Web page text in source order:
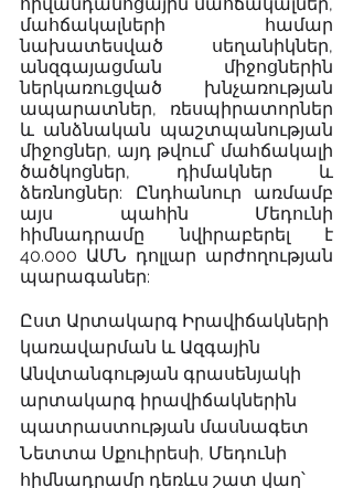
մահճակալների համար
նախատեսված սեղանիկներ,
անզգայացման միջոցներին
ներկառուցված խնչառության
ապարատներ, ռեսպիրատորներ
և անձնական պաշտպանության
միջոցներ, այդ թվում՝ մահճակալի
ծածկոցներ, դիմակներ և
ձեռնոցներ: Ընդհանուր առմամբ
այս պահին Մեդունի
հիմնադրամը նվիրաբերել է
40.000 ԱՄՆ դոլլար արժողության
պարագաներ:
Ըստ Արտակարգ Իրավիճակների
կառավարման և Ազգային
Անվտանգության գրասենյակի
արտակարգ իրավիճակներին
պատրաստության մասնագետ
Նետտա Սքուիրեսի, Մեդունի
հիմնադրամը դեռևս շատ վաղ՝